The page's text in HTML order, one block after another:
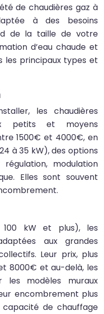
de chaudières gaz à
à des besoins
de la taille de votre
d’eau chaude et
les principaux types et
les chaudières
petits et moyens
1500€ et 4000€, en
à 35 kW), des options
modulation
Elles sont souvent
kW et plus), les
aux grandes
Leur prix, plus
8000€ et au-delà, les
les modèles muraux
encombrement plus
de chauffage